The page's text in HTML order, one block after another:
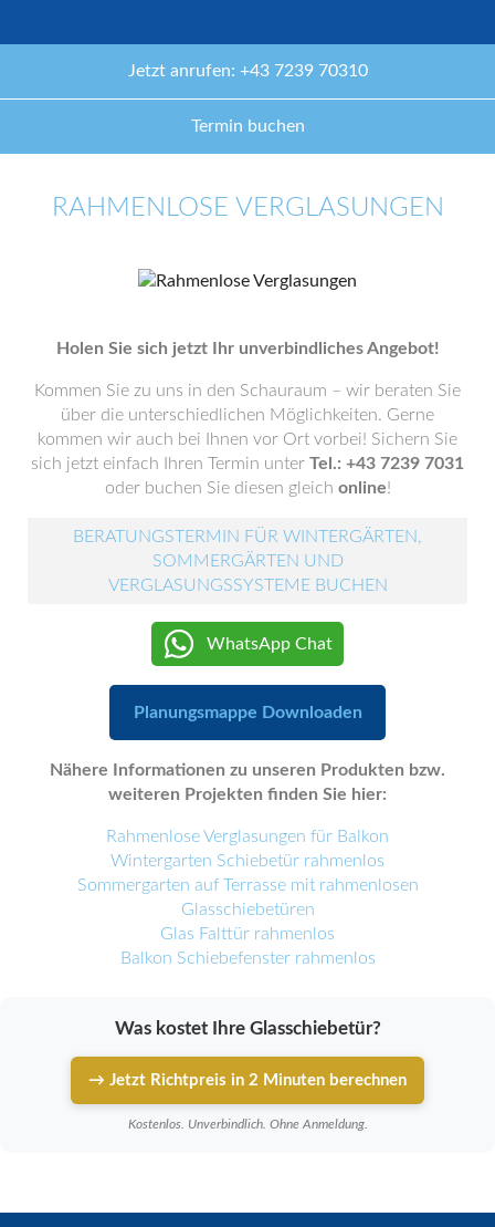
Jetzt anrufen: +43 7239 70310
Termin buchen
RAHMENLOSE VERGLASUNGEN
Holen Sie sich jetzt Ihr unverbindliches Angebot!
Kommen Sie zu uns in den Schauraum – wir beraten Sie
über die unterschiedlichen Möglichkeiten. Gerne
kommen wir auch bei Ihnen vor Ort vorbei! Sichern Sie
sich jetzt einfach Ihren Termin unter Tel.: +43 7239 7031
oder buchen Sie diesen gleich online!
BERATUNGSTERMIN FÜR WINTERGÄRTEN,
SOMMERGÄRTEN UND
VERGLASUNGSSYSTEME BUCHEN
WhatsApp Chat
Planungsmappe Downloaden
Nähere Informationen zu unseren Produkten bzw.
weiteren Projekten finden Sie hier:
Rahmenlose Verglasungen für Balkon
Wintergarten Schiebetür rahmenlos
Sommergarten auf Terrasse mit rahmenlosen
Glasschiebetüren
Glas Falttür rahmenlos
Balkon Schiebefenster rahmenlos
Was kostet Ihre Glasschiebetür?
→ Jetzt Richtpreis in 2 Minuten berechnen
Kostenlos. Unverbindlich. Ohne Anmeldung.